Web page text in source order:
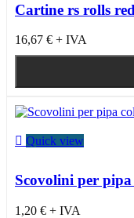
Cartine rs rolls
16,67 € + IVA
 Quick view
Scovolini per
1,20 € + IVA